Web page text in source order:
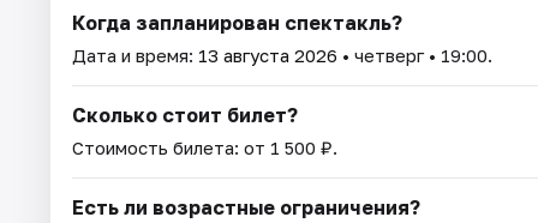
Когда запланирован спектакль?
Дата и время: 13 августа 2026 • четверг • 19:00.
Сколько стоит билет?
Стоимость билета: от 1 500 ₽.
Есть ли возрастные ограничения?